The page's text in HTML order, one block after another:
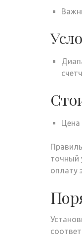
Цена
точный
оплату